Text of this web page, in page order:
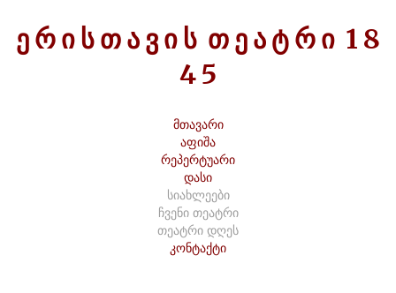
ᲔᲠᲘᲡᲗᲐᲕᲘᲡ ᲗᲔᲐᲢᲠᲘ 1 8
45
მთავარი
აფიშა
რეპერტუარი
დასი
სიახლეები
ჩვენი თეატრი
თეატრი დღეს
კონტაქტი